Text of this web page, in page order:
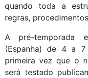
quando toda a
regras,
A pré-temporada
(Espanha) de 4 a
primeira vez que o
será testado